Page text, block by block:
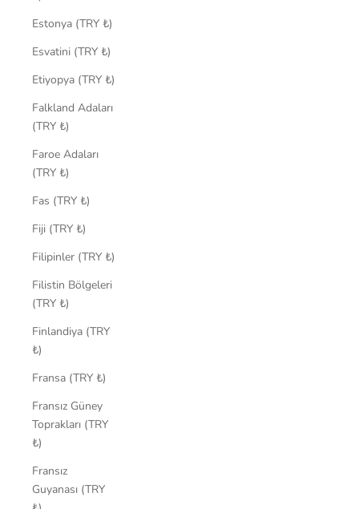
Estonya (TRY ₺)
Esvatini (TRY ₺)
Etiyopya (TRY ₺)
Falkland Adaları
(TRY ₺)
Faroe Adaları
(TRY ₺)
Fas (TRY ₺)
Fiji (TRY ₺)
Filipinler (TRY ₺)
Filistin Bölgeleri
(TRY ₺)
Finlandiya (TRY
₺)
Fransa (TRY ₺)
Fransız Güney
Toprakları (TRY
₺)
Fransız
Guyanası (TRY